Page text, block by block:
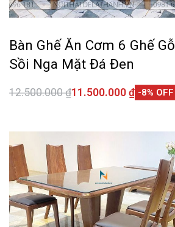
Bàn Ghế Ăn Cơm 6 Ghế Gỗ
Sồi Nga Mặt Đá Đen
12.500.000₫11.500.000 ₫ -8% OFF